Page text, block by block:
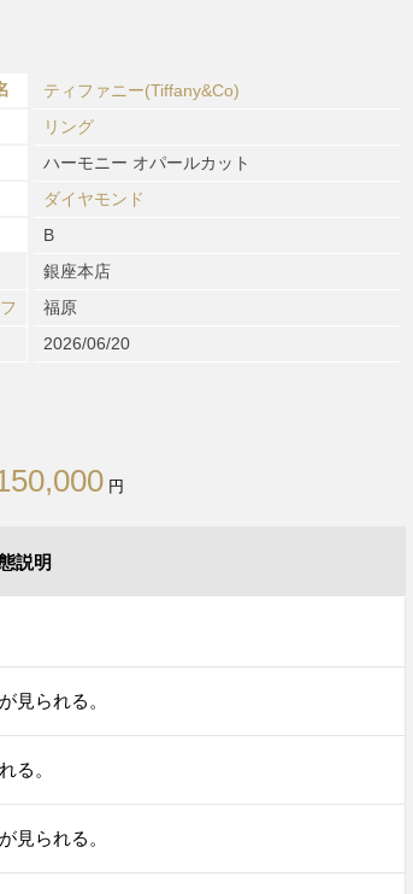
ティファニー(Tiffany&Co)
リング
ハーモニー オパールカット
ダイヤモンド
B
銀座本店
福原
2026/06/20
円
説明
見られる。
る。
見られる。